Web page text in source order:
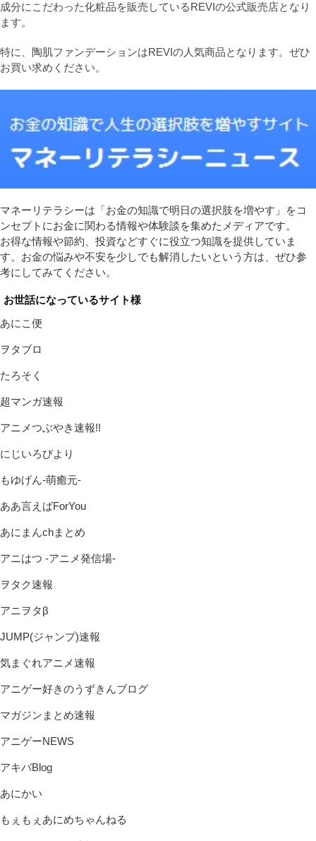
成分にこだわった化粧品を販売しているREVIの公式販売店となり
ます。
特に、陶肌ファンデーションはREVIの人気商品となります。ぜひ
お買い求めください。
マネーリテラシーは「お金の知識で明日の選択肢を増やす」をコ
ンセプトにお金に関わる情報や体験談を集めたメディアです。
お得な情報や節約、投資などすぐに役立つ知識を提供していま
す。お金の悩みや不安を少しでも解消したいという方は、ぜひ参
考にしてみてください。
お世話になっているサイト様
あにこ便
ヲタブロ
たろそく
超マンガ速報
アニメつぶやき速報!!
にじいろびより
もゆげん-萌癒元-
ああ言えばForYou
あにまんchまとめ
アニはつ -アニメ発信場-
ヲタク速報
アニヲタβ
JUMP(ジャンプ)速報
気まぐれアニメ速報
アニゲー好きのうずきんブログ
マガジンまとめ速報
アニゲーNEWS
アキバBlog
あにかい
もぇもぇあにめちゃんねる